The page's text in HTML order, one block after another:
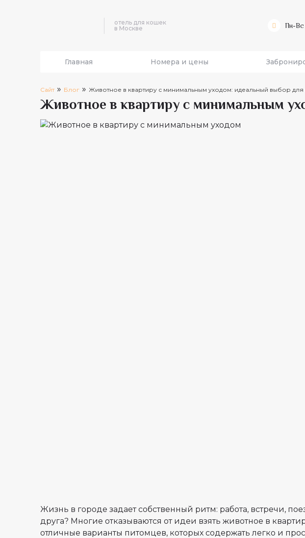
отель для кошек
в Москве
Пн-Вс
Главная Номера и цены
Сайт » Блог » Животное в квартиру с минимальным уходом: идеальный выбор для
Животное в квартиру с минимальным
Жизнь в городе задает собственный ритм: работа, встречи,
друга? Многие отказываются от идеи взять животное в
отличные варианты питомцев, которых содержать легко и